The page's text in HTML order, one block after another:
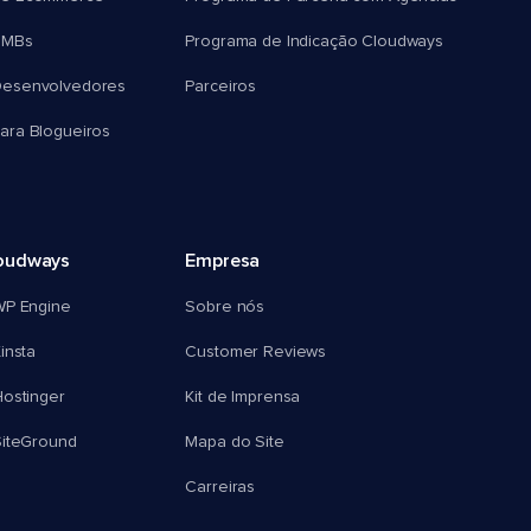
Blogueiros
Programa de Indicação Cloudways
Parceiros
Engine
Empresa
Sobre nós
Customer Reviews
Kit de Imprensa
Mapa do Site
Carreiras